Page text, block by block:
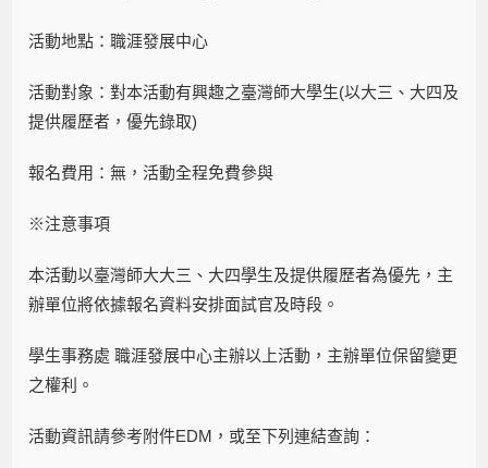
活動地點：職涯發展中心
活動對象：對本活動有興趣之臺灣師大學生(以大三、大四及
提供履歷者，優先錄取)
報名費用：無，活動全程免費參與
※注意事項
本活動以臺灣師大大三、大四學生及提供履歷者為優先，主
辦單位將依據報名資料安排面試官及時段。
學生事務處 職涯發展中心主辦以上活動，主辦單位保留變更
之權利。
活動資訊請參考附件EDM，或至下列連結查詢：